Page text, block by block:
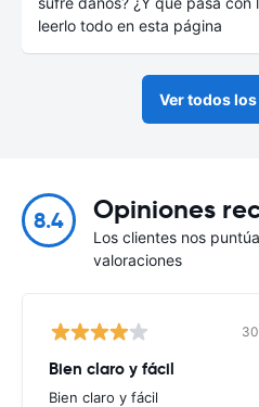
leerlo todo en esta página
Ver todos
8.4 Opiniones
Los clientes nos
valoraciones
Bien claro y fácil
Bien claro y fácil